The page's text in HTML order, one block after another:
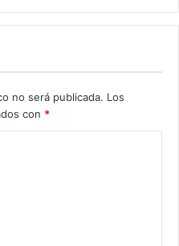
no será publicada. Los
con *